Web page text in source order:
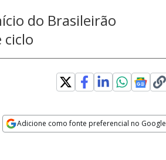
do Brasileirão
ciclo
Adicione como fonte preferencial no Google